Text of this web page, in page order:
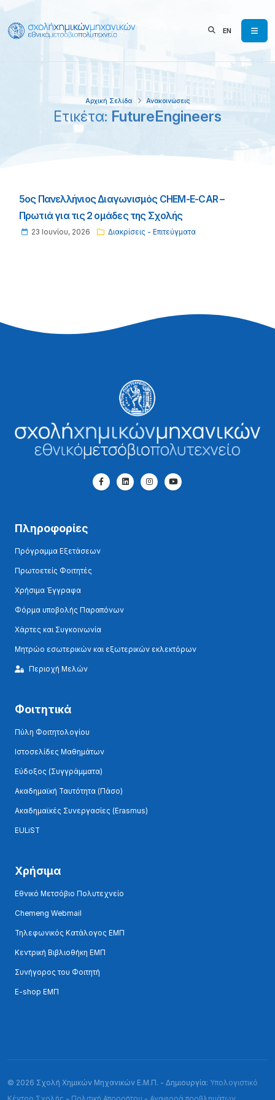
EN
Ετικέτα: FutureEngineers
Αρχική Σελίδα Ανακοινώσεις
5ος Πανελλήνιος Διαγωνισμός CHEM-E-CAR –
Πρωτιά για τις 2 ομάδες της Σχολής
23 Ιουνίου, 2026 Διακρίσεις - Επιτεύγματα
Πληροφορίες
Πρόγραμμα Εξετάσεων
Πρωτοετείς Φοιτητές
Χρήσιμα Έγγραφα
Φόρμα υποβολής Παραπόνων
Χάρτες και Συγκοινωνία
Μητρώο εσωτερικών και εξωτερικών εκλεκτόρων
Περιοχή Μελών
Φοιτητικά
Πύλη Φοιτητολογίου
Ιστοσελίδες Μαθημάτων
Εύδοξος (Συγγράμματα)
Ακαδημαϊκή Ταυτότητα (Πάσο)
Ακαδημαϊκές Συνεργασίες (Erasmus)
EULiST
Χρήσιμα
Εθνικό Μετσόβιο Πολυτεχνείο
Chemeng Webmail
Τηλεφωνικός Κατάλογος ΕΜΠ
Κεντρική Βιβλιοθήκη ΕΜΠ
Συνήγορος του Φοιτητή
E-shop ΕΜΠ
© 2026 Σχολή Χημικών Μηχανικών Ε.Μ.Π. - Δημιουργία: Υπολογιστικό